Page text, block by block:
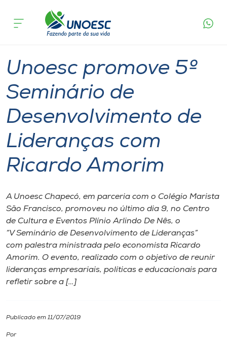
Cursos
Pesquisa
Atendimento ao Estudante
Portal de Ensino
Internacionalização
I.nova
Diplomados
acontece
Amorim
Unoesc promove 5º
Seminário de
Desenvolvimento de
Lideranças com
Ricardo Amorim
A Unoesc Chapecó, em parceria com o Colégio Marista
São Francisco, promoveu no último dia 9, no Centro
de Cultura e Eventos Plínio Arlindo De Nês, o
“V Seminário de Desenvolvimento de Lideranças”
com palestra ministrada pelo economista Ricardo
Amorim. O evento, realizado com o objetivo de reunir
lideranças empresariais, políticas e educacionais para
refletir sobre a […]
Publicado em 11/07/2019
Por